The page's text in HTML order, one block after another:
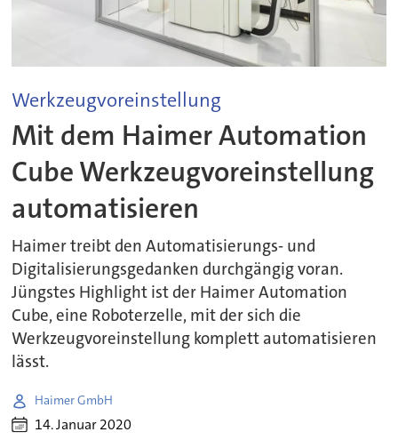
Werkzeugvoreinstellung
Mit dem Haimer Automation
Cube Werkzeugvoreinstellung
automatisieren
Haimer treibt den Automatisierungs- und
Digitalisierungsgedanken durchgängig voran.
Jüngstes Highlight ist der Haimer Automation
Cube, eine Roboterzelle, mit der sich die
Werkzeugvoreinstellung komplett automatisieren
lässt.
Haimer GmbH
14. Januar 2020